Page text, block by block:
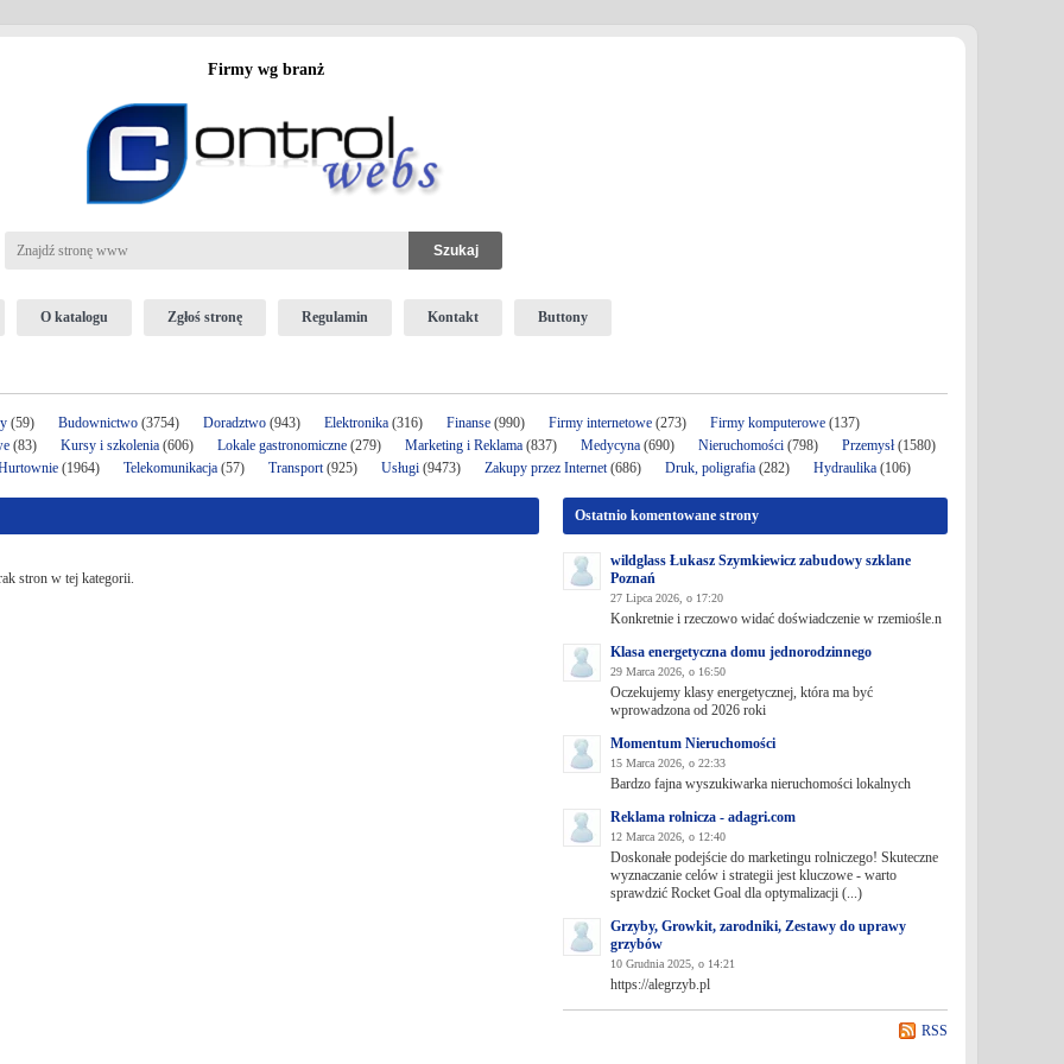
Firmy wg branż
O katalogu Zgłoś stronę Regulamin Kontakt Buttony
(59) Budownictwo (3754) Doradztwo (943) Elektronika (316) Finanse (990) Firmy internetowe (273) Firmy komputerowe (137)
(83) Kursy i szkolenia (606) Lokale gastronomiczne (279) Marketing i Reklama (837) Medycyna (690) Nieruchomości (798) Przemysł(1580)
(1964) Telekomunikacja (57) Transport(925) Usługi (9473) Zakupy przez Internet(686) Druk, poligrafia (282) Hydraulika (106)
stron w tej kategorii.
Ostatnio komentowane strony
wildglass Łukasz Szymkiewicz zabudowy szklane
Poznań
27 Lipca 2026, o 17:20
Konkretnie i rzeczowo widać doświadczenie w rzemiośle.n
Klasa energetyczna domu jednorodzinnego
29 Marca 2026, o 16:50
Oczekujemy klasy energetycznej, która ma być
wprowadzona od 2026 roki
Momentum Nieruchomości
15 Marca 2026, o 22:33
Bardzo fajna wyszukiwarka nieruchomości lokalnych
Reklama rolnicza - adagri.com
12 Marca 2026, o 12:40
Doskonałe podejście do marketingu rolniczego! Skuteczne
wyznaczanie celów i strategii jest kluczowe - warto
sprawdzić Rocket Goal dla optymalizacji (...)
Grzyby, Growkit, zarodniki, Zestawy do uprawy
grzybów
10 Grudnia 2025, o 14:21
https://alegrzyb.pl
RSS